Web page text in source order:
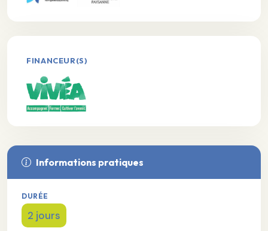
FINANCEUR(S)
Informations pratiques
DURÉE
2 jours